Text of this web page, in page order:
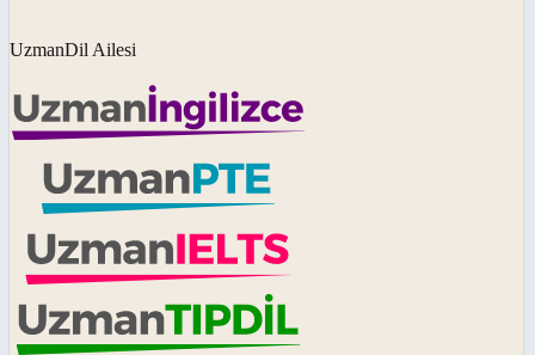
UzmanDil Ailesi